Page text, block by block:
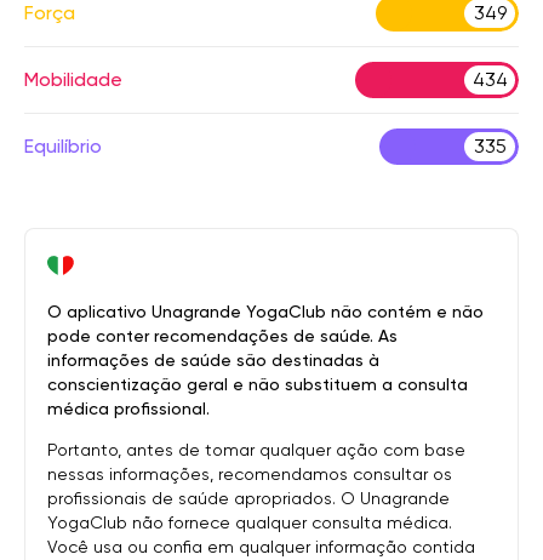
Força 349
Mobilidade 434
Equilíbrio 335
O aplicativo Unagrande YogaClub não contém e não
pode conter recomendações de saúde. As
informações de saúde são destinadas à
conscientização geral e não substituem a consulta
médica profissional.
Portanto, antes de tomar qualquer ação com base
nessas informações, recomendamos consultar os
profissionais de saúde apropriados. O Unagrande
YogaClub não fornece qualquer consulta médica.
Você usa ou confia em qualquer informação contida